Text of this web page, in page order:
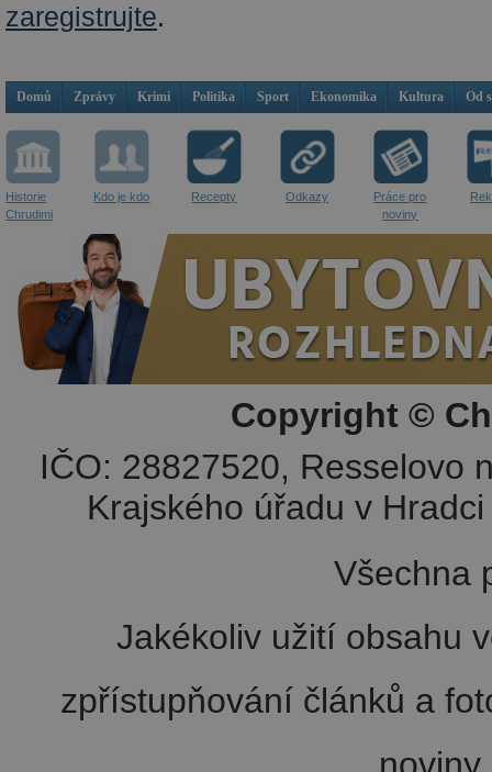
zaregistrujte.
Domů Zprávy Krimi Politika Sport Ekonomika Kultura Od
Historie
Chrudimi
Kdo je kdo Recepty Odkazy
Práce pro
noviny
Copyright ©
IČO: 28827520, Resselovo
Krajského úřadu v
Všechna
Jakékoliv užití obsahu
zpřístupňování článků a